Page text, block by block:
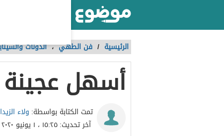
الرئيسية / فن الطهي،الدونات
أسهل عجينة
تمت الكتابة بواسطة: ولاء
آخر تحديث:١٥:٢٥ ، ١ يونيو ٢٠٢٠